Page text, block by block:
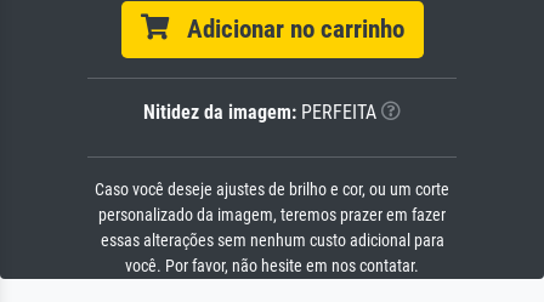
Adicionar no carrinho
Nitidez da imagem: PERFEITA
Caso você deseje ajustes de brilho e cor, ou um corte
personalizado da imagem, teremos prazer em fazer
essas alterações sem nenhum custo adicional para
você. Por favor, não hesite em nos contatar.